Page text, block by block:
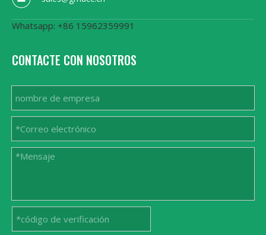
Whatsapp: +86 15962359991
CONTACTE CON NOSOTROS